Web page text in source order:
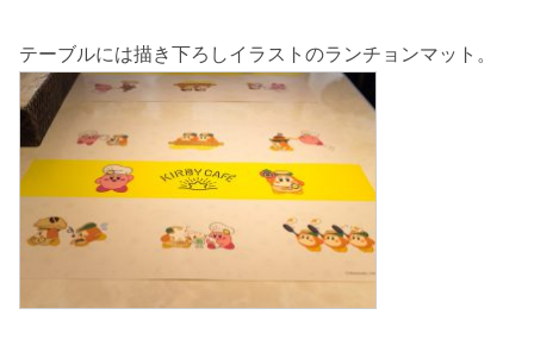
テーブルには描き下ろしイラストのランチョンマット。